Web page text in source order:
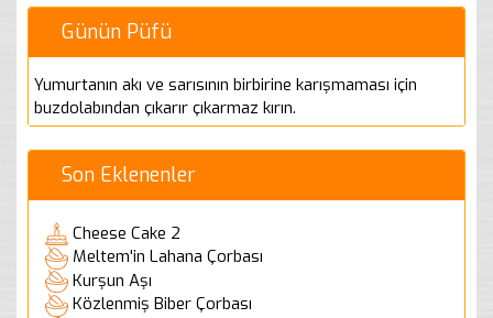
Günün Püfü
Yumurtanın akı ve sarısının birbirine karışmaması için
buzdolabından çıkarır çıkarmaz kırın.
Son Eklenenler
Cheese Cake 2
Meltem'in Lahana Çorbası
Kurşun Aşı
Közlenmiş Biber Çorbası